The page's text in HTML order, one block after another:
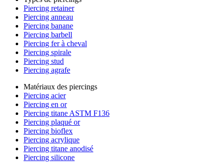
Piercing retainer
Piercing anneau
Piercing banane
Piercing barbell
Piercing fer à cheval
Piercing spirale
Piercing stud
Piercing agrafe
Matériaux des piercings
Piercing acier
Piercing en or
Piercing titane ASTM F136
Piercing plaqué or
Piercing bioflex
Piercing acrylique
Piercing titane anodisé
Piercing silicone